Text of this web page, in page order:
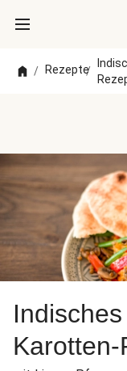
/ Rezepte/
Karotten-